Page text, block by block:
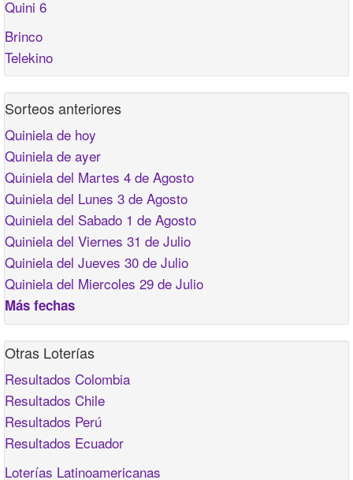
Quini 6
Brinco
Telekino
Sorteos anteriores
Quiniela de hoy
Quiniela de ayer
Quiniela del Martes 4 de Agosto
Quiniela del Lunes 3 de Agosto
Quiniela del Sabado 1 de Agosto
Quiniela del Viernes 31 de Julio
Quiniela del Jueves 30 de Julio
Quiniela del Miercoles 29 de Julio
Más fechas
Otras Loterías
Resultados Colombia
Resultados Chile
Resultados Perú
Resultados Ecuador
Loterías Latinoamericanas